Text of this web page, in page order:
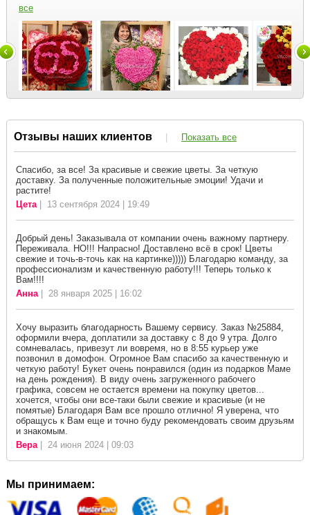
все
Отзывы наших клиентов | Показать все
Спасибо, за все! За красивые и свежие цветы. За четкую
доставку. За полученные положительные эмоции! Удачи и
растите!
Цета| 13 сентября 2024 | 19:49
Добрый день! Заказывала от компании очень важному партнеру.
Переживала. НО!!! Напрасно! Доставлено всё в срок! Цветы
свежие и точь-в-точь как на картинке))))) Благодарю команду, за
профессионализм и качественную работу!!! Теперь только к
Вам!!!!
Анна| 28 января 2025 | 16:02
Хочу выразить благодарность Вашему сервису. Заказ №25884,
оформили вчера, доплатили за доставку с 8 до 9 утра. Долго
сомневалась, привезут ли вовремя, но в 8:55 курьер уже
позвонил в домофон. Огромное Вам спасибо за качественную и
четкую работу! Букет очень понравился (один из подарков Маме
на день рождения). В виду очень загруженного рабочего
графика, совсем не остается времени на покупку цветов...
хочется, чтобы они все-таки были свежие и красивые (и не
помятые) Благодаря Вам все прошло отлично! Я уверена, что
обращусь к Вам еще и точно буду рекомендовать своим друзьям
и знакомым.
Вера| 24 июня 2024 | 09:03
Мы принимаем: